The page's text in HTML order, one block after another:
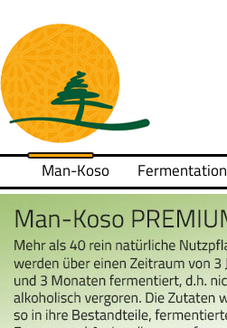
Man-Koso Fermentation